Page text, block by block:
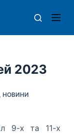
2023
НОВИНИ
9-х та 11-х